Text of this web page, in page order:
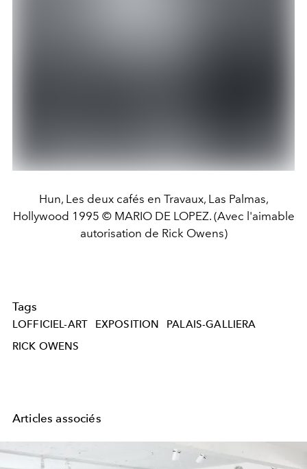
Hun, Les deux cafés en Travaux, Las Palmas,
Hollywood 1995 © MARIO DE LOPEZ. (Avec l'aimable
autorisation de Rick Owens)
Tags
LOFFICIEL-ART EXPOSITION
PALAIS-GALLIERA
RICK OWENS
Articles associés